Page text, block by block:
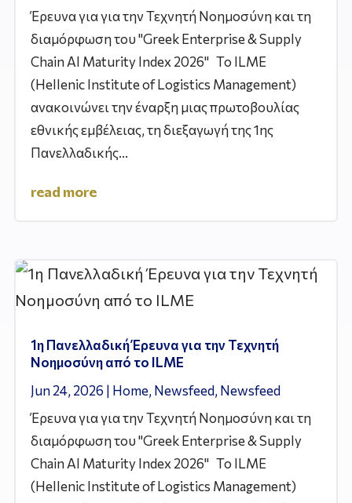
Έρευνα για για την Τεχνητή Νοημοσύνη και τη
διαμόρφωση του "Greek Enterprise & Supply
Chain AI Maturity Index 2026" Το ILME
(Hellenic Institute of Logistics Management)
ανακοινώνει την έναρξη μιας πρωτοβουλίας
εθνικής εμβέλειας, τη διεξαγωγή της 1ης
Πανελλαδικής...
read more
1η Πανελλαδική Έρευνα για την Τεχνητή
Νοημοσύνη από το ILME
Jun 24, 2026 | Home, Newsfeed, Newsfeed
Έρευνα για για την Τεχνητή Νοημοσύνη και τη
διαμόρφωση του "Greek Enterprise & Supply
Chain AI Maturity Index 2026" Το ILME
(Hellenic Institute of Logistics Management)